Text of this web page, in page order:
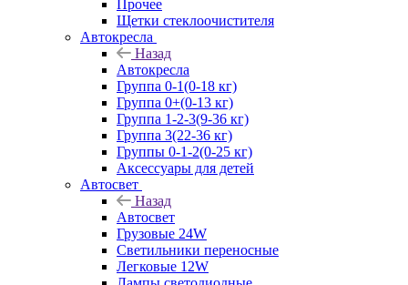
Прочее
Щетки стеклоочистителя
Автокресла
Назад
Автокресла
Группа 0-1(0-18 кг)
Группа 0+(0-13 кг)
Группа 1-2-3(9-36 кг)
Группа 3(22-36 кг)
Группы 0-1-2(0-25 кг)
Аксессуары для детей
Автосвет
Назад
Автосвет
Грузовые 24W
Светильники переносные
Легковые 12W